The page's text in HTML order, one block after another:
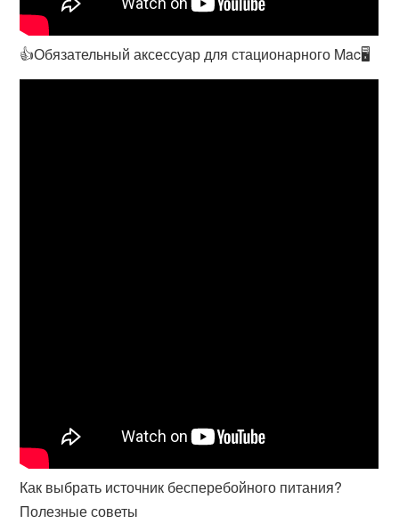
👍Обязательный аксессуар для стационарного Mac🖥
Как выбрать источник бесперебойного питания?
Полезные советы